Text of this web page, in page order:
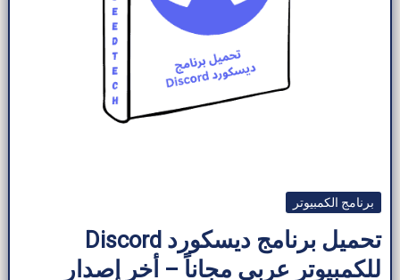
برنامج الكمبيوتر
تحميل برنامج ديسكورد Discord
للكمبيوتر عربي مجاناً – أخر إصدار